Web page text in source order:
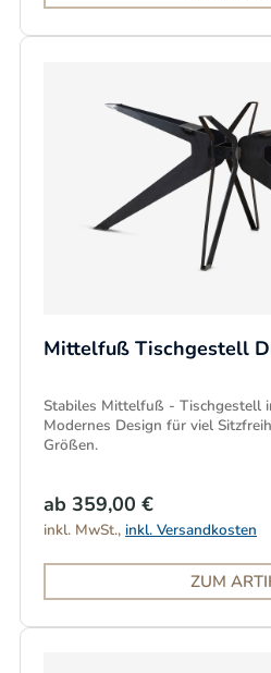
Mittelfuß Tischgestell
Stabiles Mittelfuß - Tischgestell
Modernes Design für viel
Größen.
ab 359,00 €
inkl. MwSt., inkl. Versandkosten
ZUM